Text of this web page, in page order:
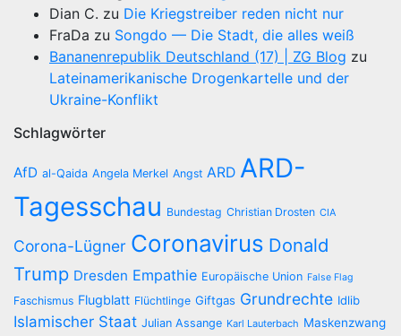
Dian C. zu Die Kriegstreiber reden nicht nur
FraDa zu Songdo — Die Stadt, die alles weiß
Bananenrepublik Deutschland (17) | ZG Blog zu
Lateinamerikanische Drogenkartelle und der
Ukraine-Konflikt
Schlagwörter
AfD al-Qaida Angela Merkel Angst ARD ARD-
Tagesschau Bundestag Christian Drosten CIA
Corona-Lügner Coronavirus Donald
Trump Dresden Empathie Europäische Union False Flag
Faschismus Flugblatt Flüchtlinge Giftgas Grundrechte Idlib
Islamischer Staat Julian Assange Karl Lauterbach Maskenzwang